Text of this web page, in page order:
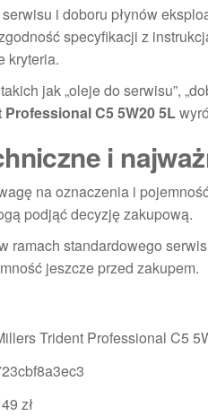
i doboru płynów
specyfikacji z
kryteria.
jak „oleje do serwisu”,
Professional C5 5W20 5L
i
na oznaczenia i
podjąć decyzję zakupową.
ramach standardowego
jeszcze przed zakupem.
Trident Professional C5
zł